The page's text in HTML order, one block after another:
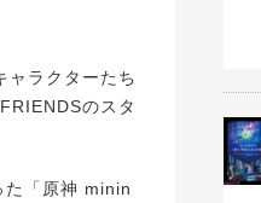
ラクターたち
のスタ
た「原神 minin